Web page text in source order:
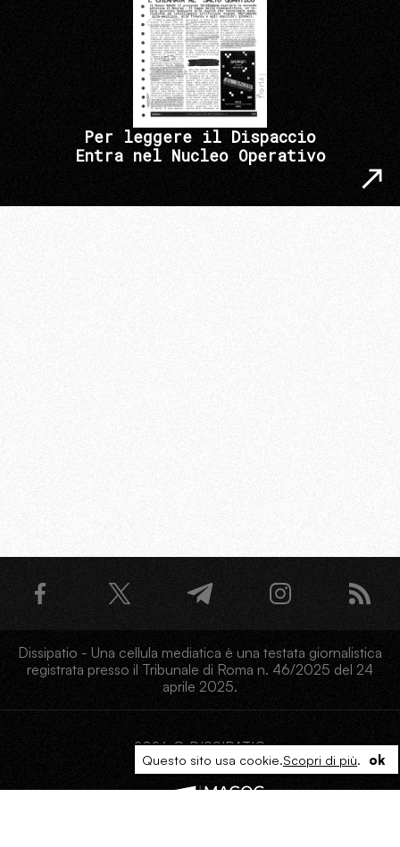
Per leggere il Dispaccio
Entra nel Nucleo Operativo
Dissipatio - Una cellula mediatica è una testata giornalistica
registrata presso il Tribunale di Roma n. 46/2025 del 24
aprile 2025.
2026 @ DISSIPATIO
Questo sito usa cookie.Scopri di più. ok